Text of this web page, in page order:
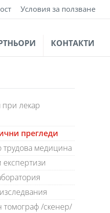
Условия за ползване
КОНТАКТИ
при лекар
прегледи
трудова медицина
/скенер/